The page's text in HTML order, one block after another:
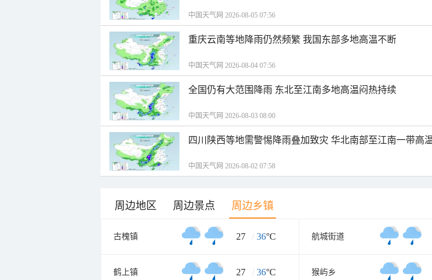
中国天气网 2026-08-05 07:56
重庆云南等地降雨仍然频繁 我国东部多地高温不断
中国天气网 2026-08-04 07:56
全国仍有大范围降雨 东北至江南多地高温闷热持续
中国天气网 2026-08-03 08:00
四川陕西等地需警惕降雨叠加致灾 华北南部至江南一带高
中国天气网 2026-08-02 07:58
周边地区 周边景点 周边乡镇
古槐镇 27 / 36°C 航城街道
鹤上镇 27 / 36°C 猴屿乡